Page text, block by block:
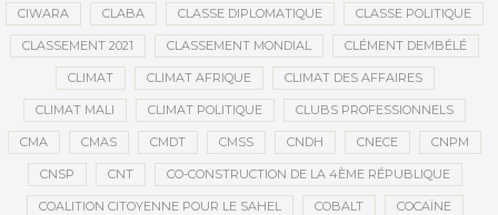
CIWARA CLABA CLASSE DIPLOMATIQUE CLASSE POLITIQUE
CLASSEMENT 2021 CLASSEMENT MONDIAL CLÉMENT DEMBÉLÉ
CLIMAT CLIMAT AFRIQUE CLIMAT DES AFFAIRES
CLIMAT MALI CLIMAT POLITIQUE CLUBS PROFESSIONNELS
CMA CMAS CMDT CMSS CNDH CNECE CNPM
CNSP CNT CO-CONSTRUCTION DE LA 4ÈME RÉPUBLIQUE
COALITION CITOYENNE POUR LE SAHEL COBALT COCAÏNE